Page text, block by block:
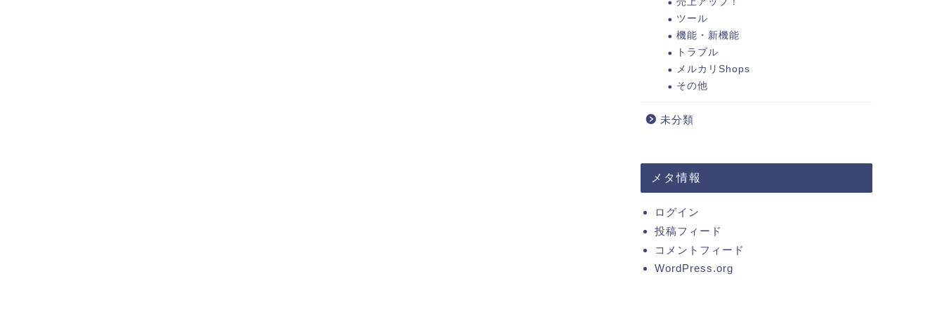
ツール
機能・新機能
トラブル
メルカリShops
その他
未分類
メタ情報
ログイン
投稿フィード
コメントフィード
WordPress.org